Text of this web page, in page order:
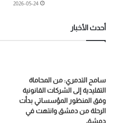
2026-05-24
أحدث الأخبار
سامح التدمري: من المحاماة
التقليدية إلى الشركات القانونية
وفق المنظور المؤسساتي بدأت
الرحلة من دمشق وانتهت في
دمشق